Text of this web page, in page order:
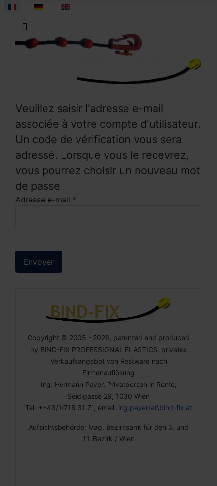
Sélectionnez votre langue
Veuillez saisir l'adresse e-mail
associée à votre compte d'utilisateur.
Un code de vérification vous sera
adressé. Lorsque vous le recevrez,
vous pourrez choisir un nouveau mot
de passe
Adresse e-mail *
Envoyer
Copyright © 2005 - 2026, patented and produced
by BIND-FIX PROFESSIONAL ELASTICS, privates
Verkaufsangebot von Restware nach
Firmenauflösung
Ing. Hermann Payer, Privatperson in Rente,
Seidlgasse 29, 1030 Wien
Tel. ++43/1/718 31 71, email: ing.payer/at\bind-fix.at
Aufsichtsbehörde: Mag. Bezirksamt für den 3. und
11. Bezirk / Wien